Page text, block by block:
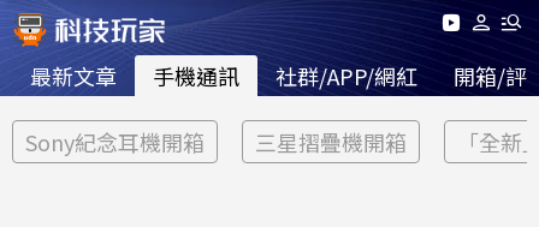
最新文章 手機通訊 社群/APP/網紅 開箱/評
Sony紀念耳機開箱 三星摺疊機開箱 「全新